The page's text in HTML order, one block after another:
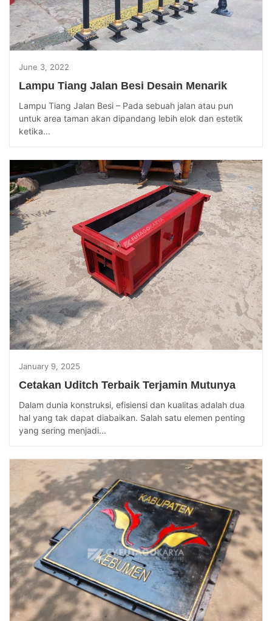
June 3, 2022
Lampu Tiang Jalan Besi Desain Menarik
Lampu Tiang Jalan Besi – Pada sebuah jalan atau pun
untuk area taman akan dipandang lebih elok dan estetik
ketika...
January 9, 2025
Cetakan Uditch Terbaik Terjamin Mutunya
Dalam dunia konstruksi, efisiensi dan kualitas adalah dua
hal yang tak dapat diabaikan. Salah satu elemen penting
yang sering menjadi...